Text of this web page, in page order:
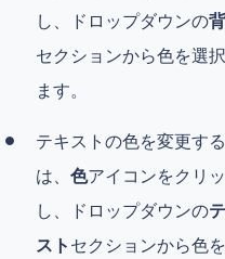
し、ドロップダウンの
セクションから色を選
ます。
テキストの色を変更す
は、 色アイコンをクリ
し、ドロップダウンの
ストセクションから色